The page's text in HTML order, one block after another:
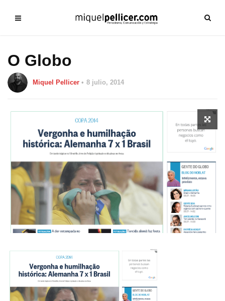
O Globo
Miquel Pellicer 8 julio, 2014